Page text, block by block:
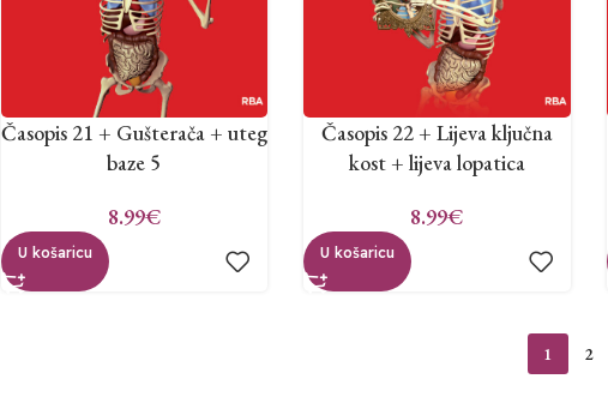
Časopis 21 + Gušterača + uteg
baze 5
8.99€
U košaricu
Časopis 22 + Lijeva ključna
kost + lijeva lopatica
8.99€
U košaricu
1 2